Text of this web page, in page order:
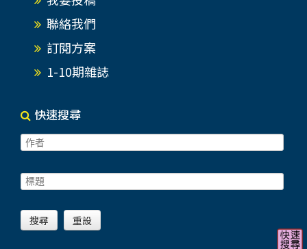
聯絡我們
訂閱方案
1-10期雜誌
快速搜尋